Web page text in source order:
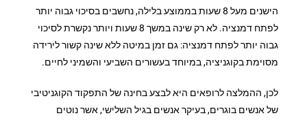
הישנים מעל 8 שעות בממוצע בלילה, נחשבים בסיכוי גבוה יותר
לפתח דמנציה. לא רק שינה במשך 8 שעות ויותר נקשרת לסיכוי
גבוה יותר לפתח דמנציה: גם זמן במיטה ללא שינה קשור לירידה
מסוימת בקוגניציה, במיוחד בעשורים השביעי והשמיני לחיים.
לכן, ההמלצה לרופאים היא לבצע בחינה של התפקוד הקוגניטיבי
של אנשים בוגרים, בעיקר אנשים בגיל השלישי, אשר נוטים